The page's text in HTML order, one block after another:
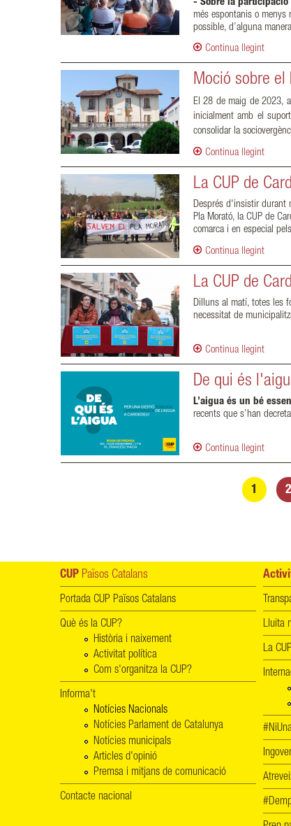
- Sobre la
més espontanis o menys
possible, d’alguna
Continua llegint
Moció sobre el
El 28 de maig de 2023,
inicialment amb el
consolidar la
Continua llegint
La CUP de
Després d'insistir durant
Pla Morató, la CUP de
comarca i en especial
Continua llegint
La CUP de
Dilluns al matí, totes les
necessitat de
Continua llegint
De qui és
L’aigua és un bé
recents que s’han
Continua llegint
1 2
CUP Països Catalans
Portada CUP Països Catalans
Què és la CUP?
Història i naixement
Activitat política
Com s'organitza la CUP?
Informa't
Notícies Nacionals
Notícies Parlament de Catalunya
Notícies municipals
Articles d'opinió
Premsa i mitjans de comunicació
Contacte nacional
Lluita
La